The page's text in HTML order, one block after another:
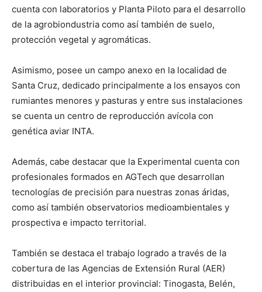
cuenta con laboratorios y Planta Piloto para el desarrollo
de la agrobiondustria como así también de suelo,
protección vegetal y agromáticas.
Asimismo, posee un campo anexo en la localidad de
Santa Cruz, dedicado principalmente a los ensayos con
rumiantes menores y pasturas y entre sus instalaciones
se cuenta un centro de reproducción avícola con
genética aviar INTA.
Además, cabe destacar que la Experimental cuenta con
profesionales formados en AGTech que desarrollan
tecnologías de precisión para nuestras zonas áridas,
como así también observatorios medioambientales y
prospectiva e impacto territorial.
También se destaca el trabajo logrado a través de la
cobertura de las Agencias de Extensión Rural (AER)
distribuidas en el interior provincial: Tinogasta, Belén,